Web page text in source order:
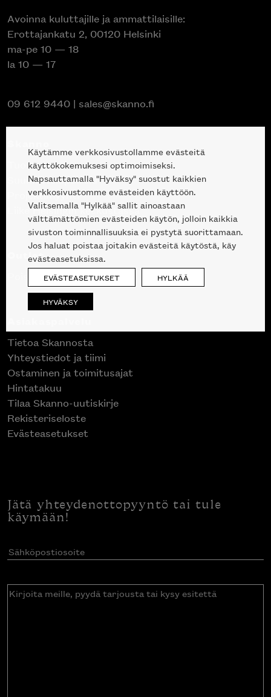
Avoinna kuluttajille ja ammattilaisille:
Erottajankatu 2, 00120 Helsinki
ma-pe 10 — 18
la 10 — 17
09 612 9440 | sales@skanno.fi
Tuotteet
Suunnittelupalvelu
Projektimyynti
Liike Helsingin keskustassa
Outlet
Poistuvat mallikappaleet
Tietoa Skannosta
Yhteystiedot ja tiimi
Ostaminen ja toimitusajat
Hintatakuu
Tilaa Skanno-uutiskirje
Rekisteriseloste
Evästeasetukset
Jätä yhteydenottopyyntö tai tule
käymään!
Sähköpostiosoite(Pakollinen)
Kirjoita
Käytämme verkkosivustollamme evästeitä
käyttökokemuksesi optimoimiseksi.
Napsauttamalla "Hyväksy" suostut kaikkien
verkkosivustomme evästeiden käyttöön.
Valitsemalla "Hylkää" sallit ainoastaan
välttämättömien evästeiden käytön, jolloin kaikkia
sivuston toiminnallisuuksia ei pystytä suorittamaan.
Jos haluat poistaa joitakin evästeitä käytöstä, käy
evästeasetuksissa.
EVÄSTEASETUKSET HYLKÄÄ
HYVÄKSY